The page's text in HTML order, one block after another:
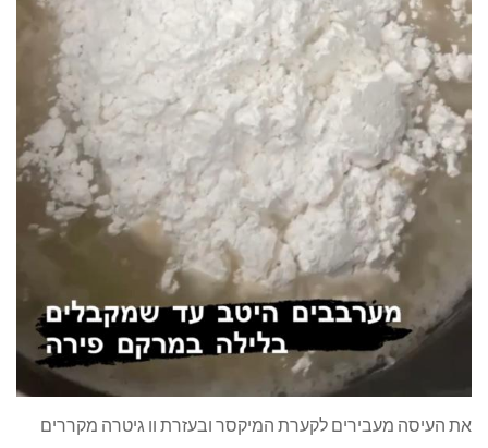
את העיסה מעבירים לקערת המיקסר ובעזרת וו גיטרה מקררים